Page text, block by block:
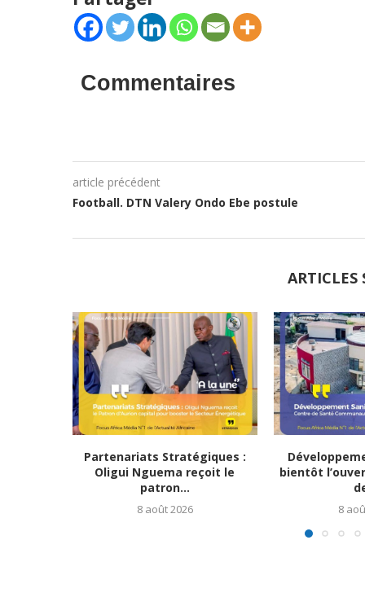
Commentaires
article précédent
Football. DTN Valery Ondo Ebe postule
ARTICLES
Partenariats Stratégiques :
Oligui Nguema reçoit le
patron...
8 août 2026
bientôt
8